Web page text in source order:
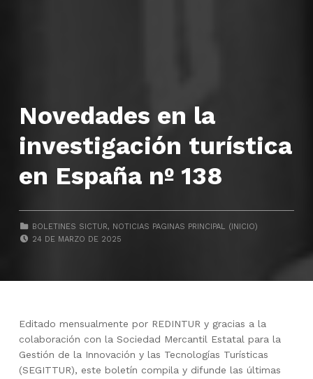
Novedades en la
investigación turística
en España nº 138
CATEGORIZED IN:
BOLETINES SICTUR, NOTICIAS PAGINAS PRINCIPAL (INICIO)
24 DE MARZO DE 2025
Editado mensualmente por REDINTUR y gracias a la
colaboración con la Sociedad Mercantil Estatal para la
Gestión de la Innovación y las Tecnologías Turísticas
(SEGITTUR), este boletín compila y difunde las últimas